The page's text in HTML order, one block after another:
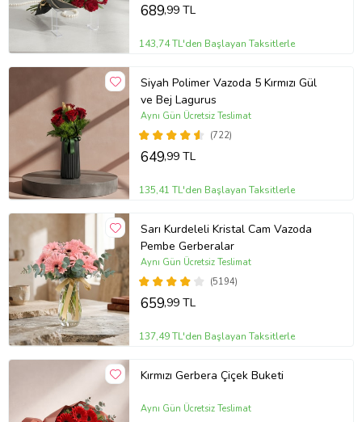
689,99 TL
143,74 TL'den Başlayan Taksitlerle
Siyah Polimer Vazoda 5 Kırmızı Gül
ve Bej Lagurus
(722)
Aynı Gün Ücretsiz Teslimat
649,99 TL
135,41 TL'den Başlayan Taksitlerle
Sarı Kurdeleli Kristal Cam Vazoda
Pembe Gerberalar
(5194)
Aynı Gün Ücretsiz Teslimat
659,99 TL
137,49 TL'den Başlayan Taksitlerle
Kırmızı Gerbera Çiçek Buketi
Aynı Gün Ücretsiz Teslimat